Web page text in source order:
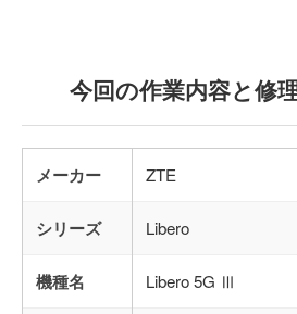
今回の作業内容と修
メーカー ZTE
シリーズ Libero
機種名 Libero 5G Ⅲ